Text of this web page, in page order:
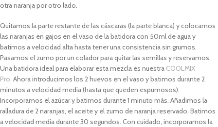
otra naranja por otro lado.
Quitamos la parte restante de las cáscaras (la parte blanca) y colocamos
las naranjas en gajos en el vaso de la batidora con 50ml de agua y
batimos a velocidad alta hasta tener una consistencia sin grumos.
Pasamos el zumo por un colador para quitar las semillas y reservamos.
Una batidora ideal para elaborar esta mezcla es nuestra COOLMIX
Pro. Ahora introducimos los 2 huevos en el vaso y batimos durante 2
minutos a velocidad media (hasta que queden espumosos).
Incorporamos el azúcar y batimos durante 1 minuto más. Añadimos la
ralladura de 2 naranjas, el aceite y el zumo de naranja reservado. Batimos
a velocidad media durante 30 segundos. Con cuidado, incorporamos la